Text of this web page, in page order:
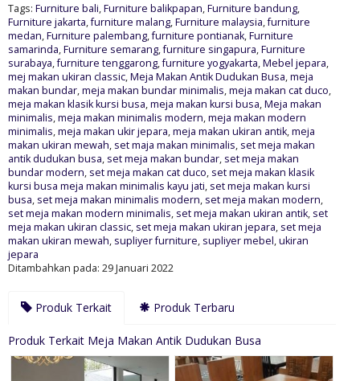
Tags: Furniture bali,Furniture balikpapan,Furniture bandung,
Furniture jakarta,furniture malang,Furniture malaysia,furniture
medan,Furniture palembang,furniture pontianak,Furniture
samarinda,Furniture semarang,furniture singapura,Furniture
surabaya,furniture tenggarong,furniture yogyakarta,Mebel jepara,
mej makan ukiran classic,Meja Makan Antik Dudukan Busa,meja
makan bundar,meja makan bundar minimalis,meja makan cat duco,
meja makan klasik kursi busa,meja makan kursi busa,Meja makan
minimalis,meja makan minimalis modern,meja makan modern
minimalis,meja makan ukir jepara,meja makan ukiran antik,meja
makan ukiran mewah, set maja makan minimalis, set meja makan
antik dudukan busa, set meja makan bundar, set meja makan
bundar modern, set meja makan cat duco, set meja makan klasik
kursi busa meja makan minimalis kayu jati, set meja makan kursi
busa, set meja makan minimalis modern, set meja makan modern,
set meja makan modern minimalis, set meja makan ukiran antik, set
meja makan ukiran classic, set meja makan ukiran jepara, set meja
makan ukiran mewah, supliyer furniture, supliyer mebel,ukiran
jepara
Ditambahkan pada: 29 Januari 2022
Produk Terkait Produk Terbaru
Produk Terkait Meja Makan Antik Dudukan Busa